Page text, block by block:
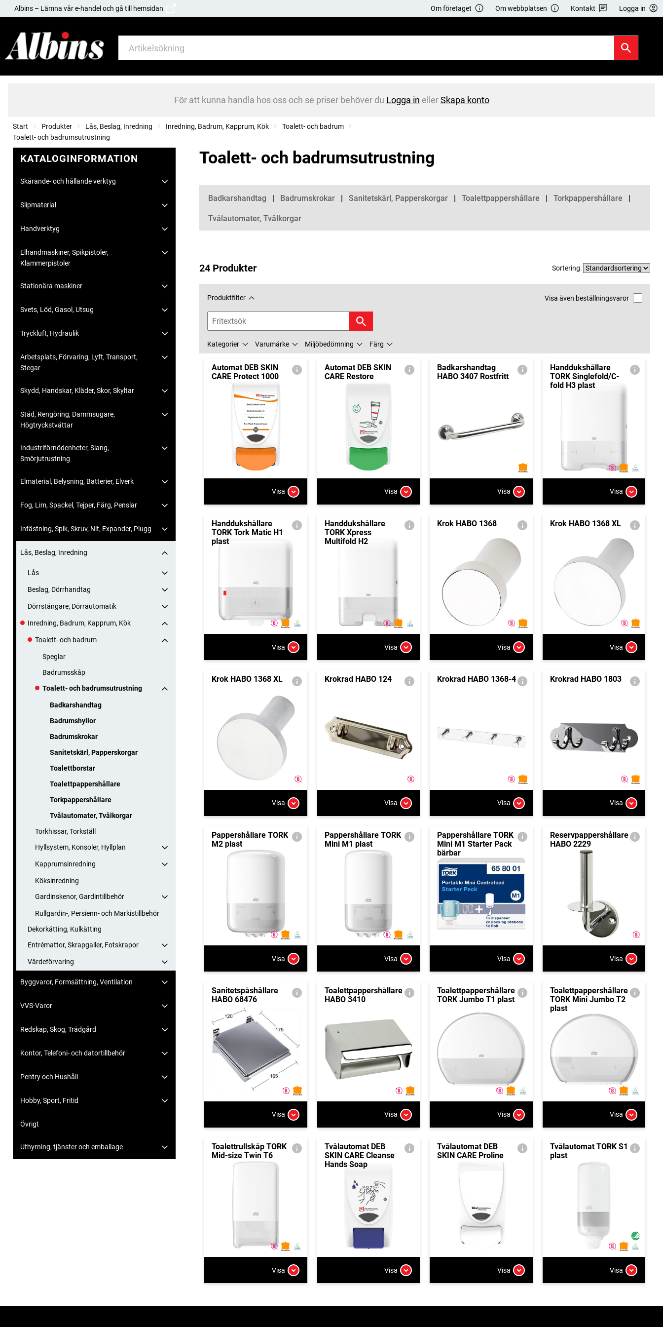
Albins – Lämna vår e-handel och gå till hemsidan Om företaget Om webbplatsen Kontakt Logga in
För att kunna handla hos oss och se priser behöver du Logga in ellerSkapa konto
Start Produkter Lås, Beslag, Inredning Inredning, Badrum, Kapprum, Kök
Toalett- och badrum
Toalett- och badrumsutrustning
KATALOGINFORMATION
Skärande- och hållande verktyg
Slipmaterial
Handverktyg
Elhandmaskiner, Spikpistoler,
Klammerpistoler
Stationära maskiner
Svets, Löd, Gasol, Utsug
Tryckluft, Hydraulik
Arbetsplats, Förvaring, Lyft, Transport,
Stegar
Skydd, Handskar, Kläder, Skor, Skyltar
Städ, Rengöring, Dammsugare,
Högtryckstvättar
Industriförnödenheter, Slang,
Smörjutrustning
Elmaterial, Belysning, Batterier, Elverk
Fog, Lim, Spackel, Tejper, Färg, Penslar
Infästning, Spik, Skruv, Nit, Expander, Plugg
Lås, Beslag, Inredning
Lås
Beslag, Dörrhandtag
Dörrstängare, Dörrautomatik
Inredning, Badrum, Kapprum, Kök
Toalett- och badrum
Speglar
Badrumsskåp
Toalett- och badrumsutrustning
Badkarshandtag
Badrumshyllor
Badrumskrokar
Sanitetskärl, Papperskorgar
Toalettborstar
Toalettpappershållare
Torkpappershållare
Tvålautomater, Tvålkorgar
Torkhissar, Torkställ
Hyllsystem, Konsoler, Hyllplan
Kapprumsinredning
Köksinredning
Gardinskenor, Gardintillbehör
Rullgardin-, Persienn- och Markistillbehör
Dekorkätting, Kulkätting
Entrémattor, Skrapgaller, Fotskrapor
Värdeförvaring
Byggvaror, Formsättning, Ventilation
VVS-Varor
Redskap, Skog, Trädgård
Kontor, Telefoni- och datortillbehör
Pentry och Hushåll
Hobby, Sport, Fritid
Övrigt
Uthyrning, tjänster och emballage
Toalett- och badrumsutrustning
Kategorier
Badkarshandtag Badrumskrokar Sanitetskärl, Papperskorgar Toalettpappershållare Torkpappershållare
Tvålautomater, Tvålkorgar
24 Produkter Sortering:
Produktfilter Visa även beställningsvaror
Kategorier Varumärke Miljöbedömning Färg
Automat DEB SKIN
CARE Protect 1000
Visa
Automat DEB SKIN
CARE Restore
Visa
Badkarshandtag
HABO 3407 Rostfritt
Visa
Handdukshållare
TORK Singlefold/C-
fold H3 plast
Visa
Handdukshållare
TORK Tork Matic H1
plast
Visa
Handdukshållare
TORK Xpress
Multifold H2
Visa
Krok HABO 1368
Visa
Krok HABO 1368 XL
Visa
Krok HABO 1368 XL
Visa
Krokrad HABO 124
Visa
Krokrad HABO 1368-4
Visa
Krokrad HABO 1803
Visa
Pappershållare TORK
M2 plast
Visa
Pappershållare TORK
Mini M1 plast
Visa
Pappershållare TORK
Mini M1 Starter Pack
bärbar
Visa
Reservpappershållare
HABO 2229
Visa
Sanitetspåshållare
HABO 68476
Visa
Toalettpappershållare
HABO 3410
Visa
Toalettpappershållare
TORK Jumbo T1 plast
Visa
Toalettpappershållare
TORK Mini Jumbo T2
plast
Visa
Toalettrullskåp TORK
Mid-size Twin T6
Visa
Tvålautomat DEB
SKIN CARE Cleanse
Hands Soap
Visa
Tvålautomat DEB
SKIN CARE Proline
Visa
Tvålautomat TORK S1
plast
Visa